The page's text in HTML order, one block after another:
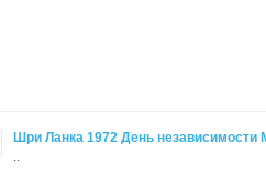
Шри Ланка 1972 День независимости
..